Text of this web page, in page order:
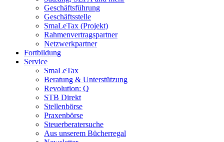
Geschäftsführung
Geschäftsstelle
SmaLeTax (Projekt)
Rahmenvertragspartner
Netzwerkpartner
Fortbildung
Service
SmaLeTax
Beratung & Unterstützung
Revolution: Q
STB Direkt
Stellenbörse
Praxenbörse
Steuerberatersuche
Aus unserem Bücherregal